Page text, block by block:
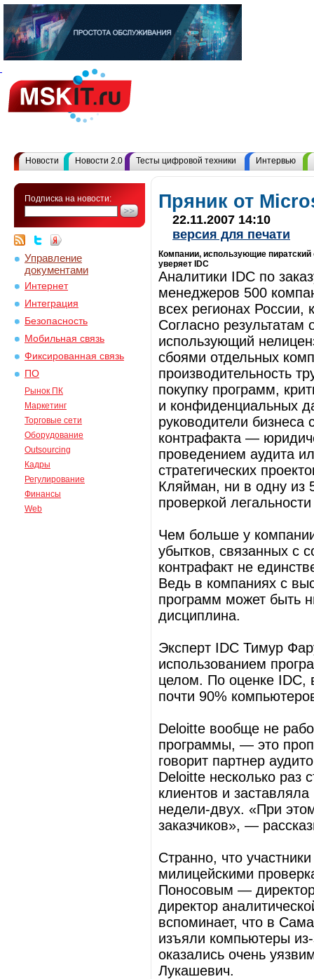
Новости Новости 2.0 Тесты цифровой техники Интервью
Подписка на новости:
Управление
документами
Интернет
Интеграция
Безопасность
Мобильная связь
Фиксированная связь
ПО
Рынок ПК
Маркетинг
Торговые сети
Оборудование
Outsourcing
Кадры
Регулирование
Финансы
Web
Пряник от
22.11.2007 14:10
версия для печати
Компании, использующие
уверяет IDC
Аналитики IDC по
менеджеров 500
всех регионах
Согласно
использующий
сбоями отдельных
производительность
покупку программ,
и конфиденциальных
руководители бизнеса
контрафакта —
проведением аудита
стратегических
Кляйман, ни в одну из
проверкой
Чем больше у
убытков, связанных с
контрафакт не
Ведь в компаниях с
программ может быть
дисциплина.
Эксперт IDC Тимур
использованием
целом. По оценке IDC,
почти 90%
Deloitte вообще не
программы, — это
говорит партнер
Deloitte несколько раз
клиентов и
недели-двух. «При
заказчиков», —
Странно, что
милицейскими
Поносовым —
директор
вспоминает, что в
изъяли компьютеры
оказались очень
Лукашевич.